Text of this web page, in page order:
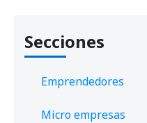
Secciones
Emprendedores
Micro empresas